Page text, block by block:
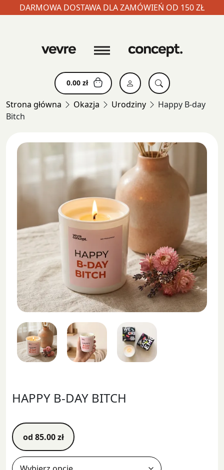
DARMOWA DOSTAWA DLA ZAMÓWIEŃ OD 150 ZŁ
0.00 zł
Strona główna Okazja Urodziny
Happy B-day
Bitch
HAPPY B-DAY BITCH
od 85.00zł